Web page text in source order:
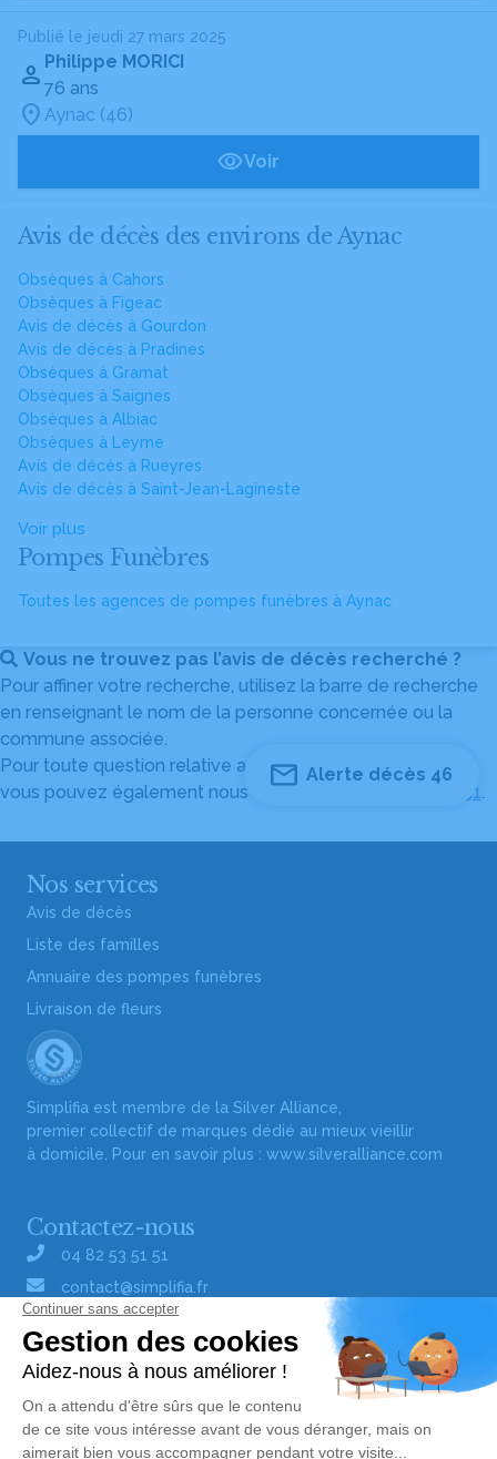
Publié le jeudi 27 mars 2025
Philippe MORICI
76 ans
Aynac (46)
Voir
Avis de décès des environs de Aynac
Obsèques à Cahors
Obsèques à Figeac
Avis de décès à Gourdon
Avis de décès à Pradines
Obsèques à Gramat
Obsèques à Saignes
Obsèques à Albiac
Obsèques à Leyme
Avis de décès à Rueyres
Avis de décès à Saint-Jean-Lagineste
Voir plus
Pompes Funèbres
Toutes les agences de pompes funèbres à Aynac
Vous ne trouvez pas l’avis de décès recherché ?
Pour affiner votre recherche, utilisez la barre de recherche
en renseignant le nom de la personne concernée ou la
commune associée.
Pour toute question relative au fonctionnement du site,
vous pouvez également nous contacter au
04 82 53 51 51.
Alerte décès 46
Nos services
Avis de décès
Liste des familles
Annuaire des pompes funèbres
Livraison de fleurs
Simplifia est membre de la Silver Alliance,
premier collectif de marques dédié au mieux vieillir
à domicile. Pour en savoir plus : www.silveralliance.com
Contactez-nous
04 82 53 51 51
contact@simplifia.fr
Réseaux sociaux